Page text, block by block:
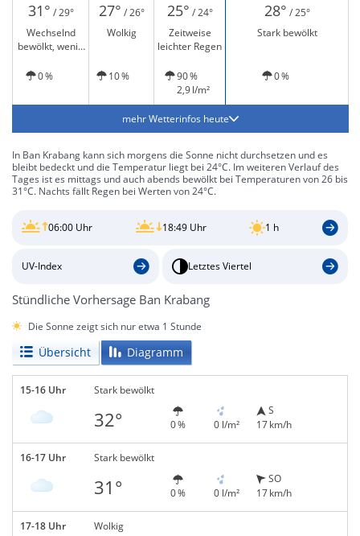
31° / 29° 27° / 26° 25° / 24° 28° / 25°
Wechselnd
bewölkt, wenig
Wolkig
Zeitweise
leichter Regen
Stark bewölkt
0 % 10 %
90 %
2,9 l/m²
0 %
mehr Wetterinfos heute
In Ban Krabang kann sich morgens die Sonne nicht durchsetzen und es
bleibt bedeckt und die Temperatur liegt bei 24°C. Im weiteren Verlauf des
Tages ist es mittags und auch abends bewölkt bei Temperaturen von 26 bis
31°C. Nachts fällt Regen bei Werten von 24°C.
06:00 Uhr 18:49 Uhr 1 h
UV-Index Letztes Viertel
Stündliche Vorhersage Ban Krabang
Die Sonne zeigt sich nur etwa 1 Stunde
Übersicht Diagramm
15-16 Uhr Stark bewölkt
32° 0 % 0 l/m²
S
17 km/h
16-17 Uhr Stark bewölkt
31° 0 % 0 l/m²
SO
17 km/h
17-18 Uhr Wolkig